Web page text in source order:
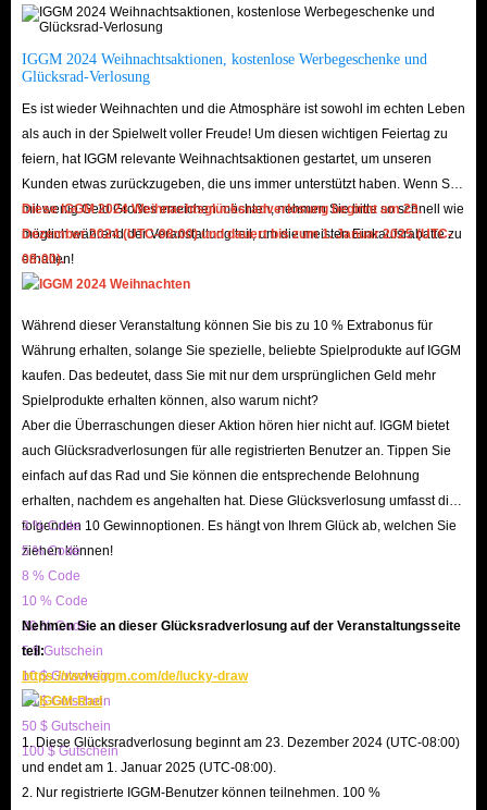
IGGM 2024 Weihnachtsaktionen, kostenlose Werbegeschenke und
Glücksrad-Verlosung
Es ist wieder Weihnachten und die Atmosphäre ist sowohl im echten Leben
als auch in der Spielwelt voller Freude! Um diesen wichtigen Feiertag zu
feiern, hat IGGM relevante Weihnachtsaktionen gestartet, um unseren
Kunden etwas zurückzugeben, die uns immer unterstützt haben. Wenn Sie
mit wenig Geld Großes erreichen möchten, nehmen Sie bitte so schnell wie
möglich während der Veranstaltung teil, um die meisten Einkaufsrabatte zu
erhalten!
Diese IGGM 2024 Weihnachtsglücksradverlosung beginnt am 23.
Dezember 2024 (UTC-08:00) und dauert bis zum 1. Januar 2025 (UTC-
08:00).
Während dieser Veranstaltung können Sie bis zu 10 % Extrabonus für
Währung erhalten, solange Sie spezielle, beliebte Spielprodukte auf IGGM
kaufen. Das bedeutet, dass Sie mit nur dem ursprünglichen Geld mehr
Spielprodukte erhalten können, also warum nicht?
Aber die Überraschungen dieser Aktion hören hier nicht auf. IGGM bietet
auch Glücksradverlosungen für alle registrierten Benutzer an. Tippen Sie
einfach auf das Rad und Sie können die entsprechende Belohnung
erhalten, nachdem es angehalten hat. Diese Glücksverlosung umfasst die
folgenden 10 Gewinnoptionen. Es hängt von Ihrem Glück ab, welchen Sie
ziehen können!
3 % Code
5 % Code
8 % Code
10 % Code
20 % Code
5 $ Gutschein
10 $ Gutschein
20 $ Gutschein
50 $ Gutschein
100 $ Gutschein
Nehmen Sie an dieser Glücksradverlosung auf der Veranstaltungsseite
teil:
https://www.iggm.com/de/lucky-draw
1. Diese Glücksradverlosung beginnt am 23. Dezember 2024 (UTC-08:00)
und endet am 1. Januar 2025 (UTC-08:00).
2. Nur registrierte IGGM-Benutzer können teilnehmen. 100 %